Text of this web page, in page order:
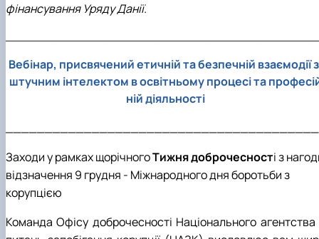
фінансування Уряду Данії.
Вебінар, присвячений етичній та безпечній взаємодії
штучним інтелектом в освітньому процесі та
ній діяльності
Заходи у рамках щорічногоТижня доброчесності з
відзначення 9 грудня - Міжнародного дня боротьби з
корупцією
Команда Офісу доброчесності Національного агентства